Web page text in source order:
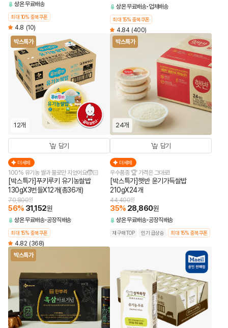
상온무료배송
최대 10% 중복쿠폰
4.8 (10)
상온무료배송 업체배송
최대 15% 중복쿠폰
4.84 (400)
박스특가
12개
담기
더세페
100% 유기농 쌀과 물로만 지었어요🧒🏻
[박스특가]푸키루키 유기농쌀밥
130gX3번들X12개(총36개)
70,800원
56% 31,152원
상온무료배송 공장직배송
최대 15% 중복쿠폰
4.82 (368)
박스특가
24개
담기
더세페
우수품종 🏆 가격은 그대로!
[박스특가]햇반 윤기가득쌀밥
210gX24개
44,400원
35% 28,860원
상온무료배송 공장직배송
재구매TOP 인기 급상승 최대 15% 중복쿠폰
박스특가